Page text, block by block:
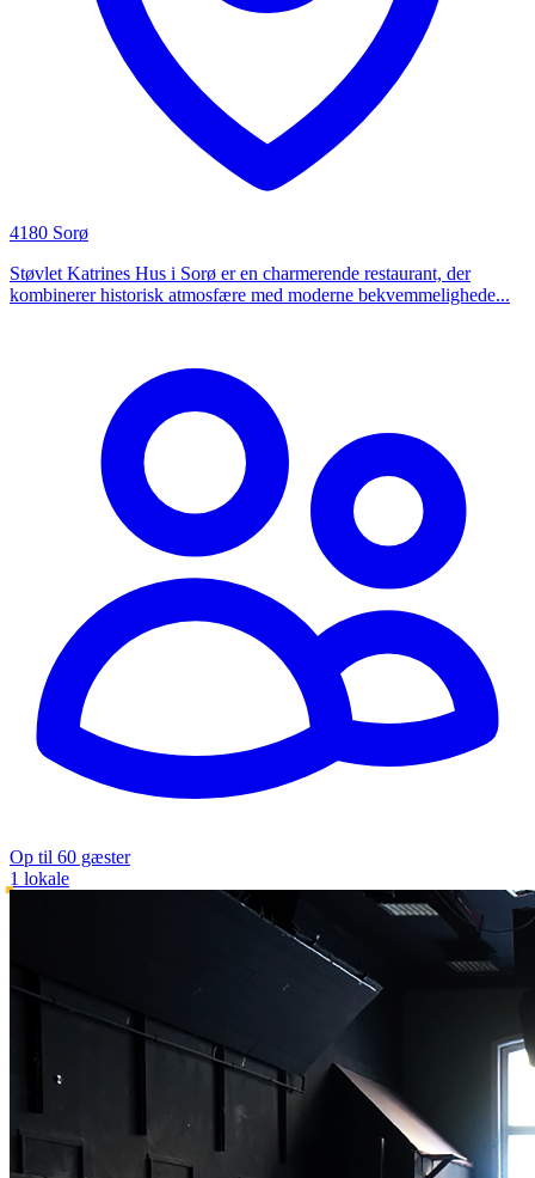
4180 Sorø
Støvlet Katrines Hus i Sorø er en charmerende restaurant, der
kombinerer historisk atmosfære med moderne bekvemmelighede...
Op til 60 gæster
1 lokale